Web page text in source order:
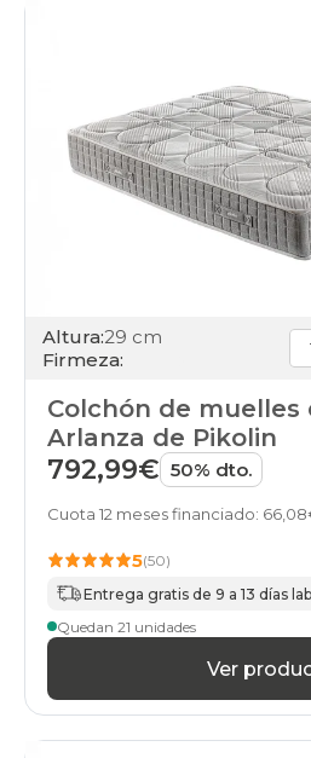
Altura:29 cm
Firmeza:
Colchón de muelles
Arlanza de Pikolin
792,99€ 50% dto.
Cuota 12 meses financiado:
5(50)
Entrega gratis de 9 a 13 días
Quedan 21 unidades
Ver